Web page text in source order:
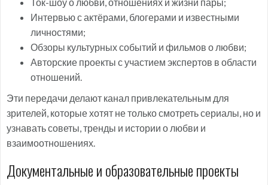
Интервью с актёрами, блогерами и известными
личностями;
Обзоры культурных событий и фильмов о любви;
Авторские проекты с участием экспертов в области
отношений.
Эти передачи делают канал привлекательным для
зрителей, которые хотят не только смотреть сериалы, но и
узнавать советы, тренды и истории о любви и
взаимоотношениях.
Документальные и образовательные проекты